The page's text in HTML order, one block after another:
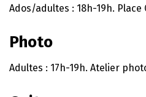
Ados/adultes : 18h-19h. Place
Photo
Adultes : 17h-19h. Atelier